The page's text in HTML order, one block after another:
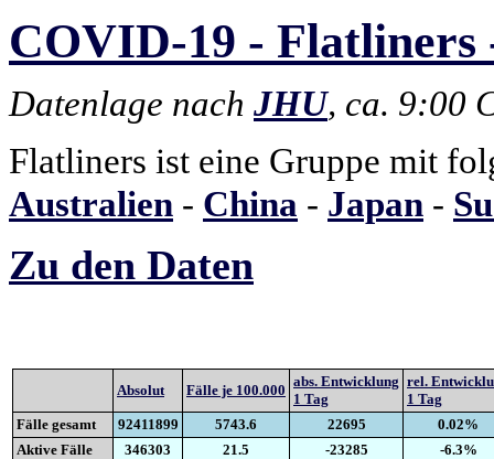
COVID-19 - Flatliners
Datenlage nach JHU, ca. 9:00
Flatliners ist eine Gruppe mit
Australien - China - Japan -
Zu den Daten
Absolut Fälle je 100.000
abs. Entwicklung
1 Tag
rel.
1 Tag
Fälle gesamt
92411899 5743.6 22695
0.02%
Aktive Fälle
346303 21.5 -23285
-6.3%